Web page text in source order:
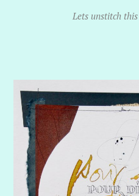
Lets unstitch